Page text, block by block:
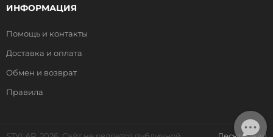
ИНФОРМАЦИЯ
Помощь и контакты
Доставка и оплата
Обмен и возврат
Правила